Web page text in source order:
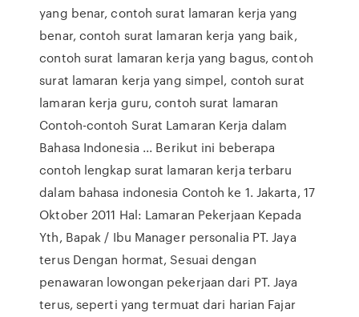
yang benar, contoh surat lamaran kerja yang
benar, contoh surat lamaran kerja yang baik,
contoh surat lamaran kerja yang bagus, contoh
surat lamaran kerja yang simpel, contoh surat
lamaran kerja guru, contoh surat lamaran
Contoh-contoh Surat Lamaran Kerja dalam
Bahasa Indonesia ... Berikut ini beberapa
contoh lengkap surat lamaran kerja terbaru
dalam bahasa indonesia Contoh ke 1. Jakarta, 17
Oktober 2011 Hal: Lamaran Pekerjaan Kepada
Yth, Bapak / Ibu Manager personalia PT. Jaya
terus Dengan hormat, Sesuai dengan
penawaran lowongan pekerjaan dari PT. Jaya
terus, seperti yang termuat dari harian Fajar